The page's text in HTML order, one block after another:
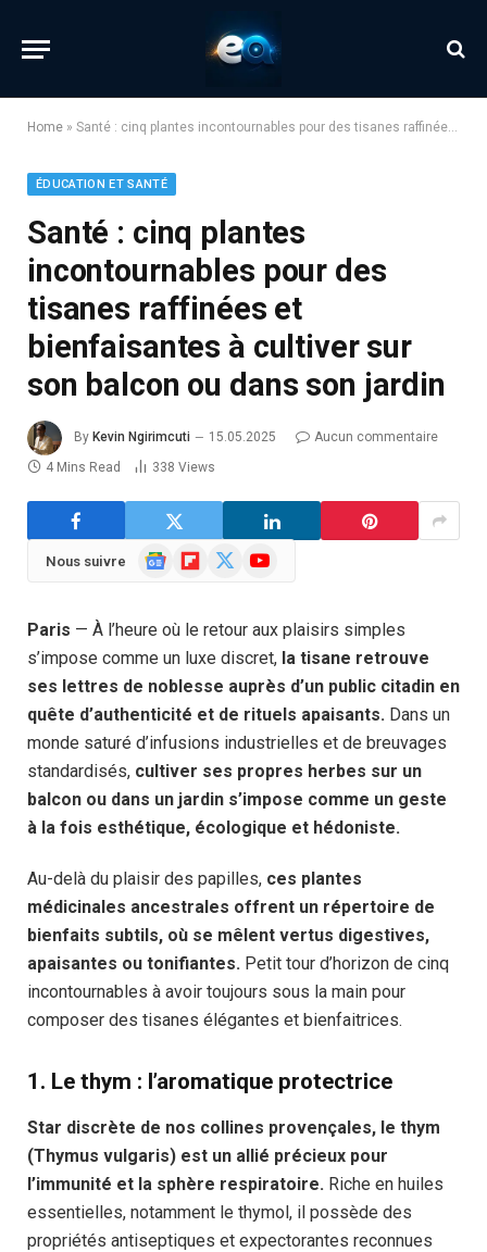
Home » Santé : cinq plantes incontournables pour des tisanes raffinées et bienfaisantes à cultiver sur son balcon ou dans son jardin
ÉDUCATION ET SANTÉ
Santé : cinq plantes
incontournables pour des
tisanes raffinées et
bienfaisantes à cultiver sur
son balcon ou dans son jardin
By Kevin Ngirimcuti 15.05.2025
Aucun commentaire
4 Mins Read
338 Views
Nous suivre
GoogleFlipboard YouTube
Paris — À l’heure où le retour aux plaisirs simples
s’impose comme un luxe discret, la tisane retrouve
ses lettres de noblesse auprès d’un public citadin en
quête d’authenticité et de rituels apaisants. Dans un
monde saturé d’infusions industrielles et de breuvages
standardisés, cultiver ses propres herbes sur un
balcon ou dans un jardin s’impose comme un geste
à la fois esthétique, écologique et hédoniste.
Au-delà du plaisir des papilles, ces plantes
médicinales ancestrales offrent un répertoire de
bienfaits subtils, où se mêlent vertus digestives,
apaisantes ou tonifiantes. Petit tour d’horizon de cinq
incontournables à avoir toujours sous la main pour
composer des tisanes élégantes et bienfaitrices.
1. Le thym : l’aromatique protectrice
Star discrète de nos collines provençales, le thym
(Thymus vulgaris) est un allié précieux pour
l’immunité et la sphère respiratoire. Riche en huiles
essentielles, notamment le thymol, il possède des
propriétés antiseptiques et expectorantes reconnues